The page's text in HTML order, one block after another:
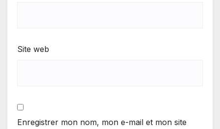
Site web
Enregistrer mon nom, mon e-mail et mon site